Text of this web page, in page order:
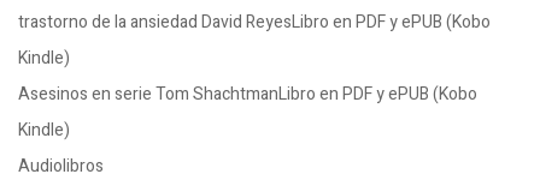
trastorno de la ansiedad David ReyesLibro en PDF y ePUB (Kobo
Kindle)
Asesinos en serie Tom ShachtmanLibro en PDF y ePUB (Kobo
Kindle)
Audiolibros